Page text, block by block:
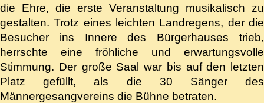
die Ehre, die erste Veranstaltung musikalisch zu
gestalten. Trotz eines leichten Landregens, der die
Besucher ins Innere des Bürgerhauses trieb,
herrschte eine fröhliche und erwartungsvolle
Stimmung. Der große Saal war bis auf den letzten
Platz gefüllt, als die 30 Sänger des
Männergesangvereins die Bühne betraten.